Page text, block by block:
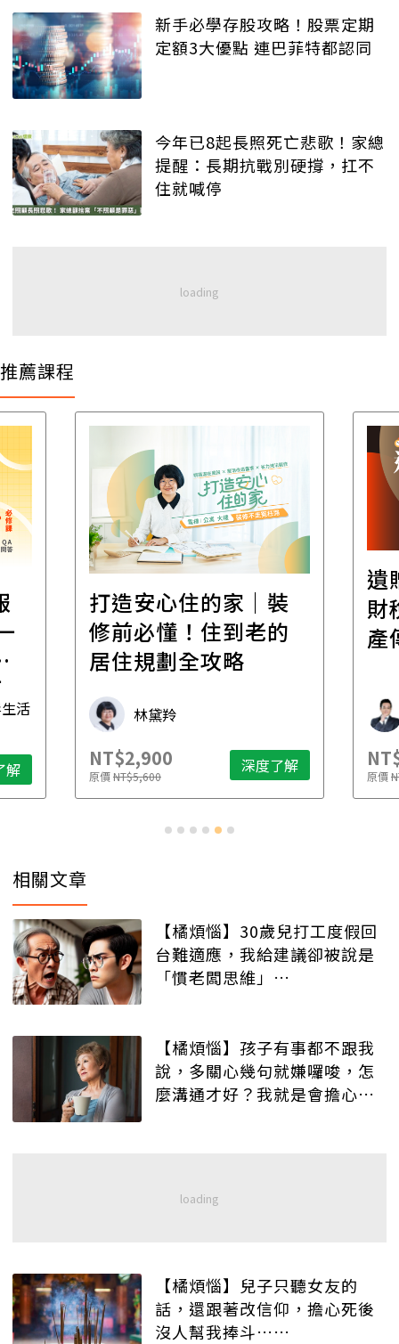
新手必學存股攻略！股票定期
定額3大優點 連巴菲特都認同
今年已8起長照死亡悲歌！家總
提醒：長期抗戰別硬撐，扛不
住就喊停
推薦課程
活
解
打造安心住的家｜裝
修前必懂！住到老的
居住規劃全攻略
林黛羚
NT$2,900
原價NT$5,600 深度了解
遺
財
產
原價
相關文章
【橘煩惱】30歲兒打工度假回
台難適應，我給建議卻被說是
「慣老闆思維」…
【橘煩惱】孩子有事都不跟我
說，多關心幾句就嫌囉唆，怎
麼溝通才好？我就是會擔心
【橘煩惱】兒子只聽女友的
話，還跟著改信仰，擔心死後
沒人幫我捧斗……